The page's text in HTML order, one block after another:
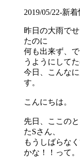
2019/05/22-新着
昨日の大雨で
たのに
何も出来ず、
うようにして
今日、こんな
す。
こんにちは。
先日、ここの
たSさん、
もうしばらな
かな！！って。